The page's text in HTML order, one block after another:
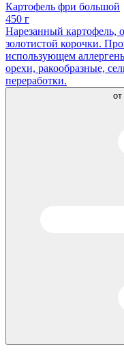
Картофель фри большой
450 г
Нарезанный картофель,
золотистой корочки.
использующем
орехи, ракообразные,
переработки.
от